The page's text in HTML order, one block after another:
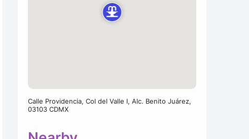
Calle Providencia, Col del Valle I, Alc. Benito Juárez,
03103 CDMX